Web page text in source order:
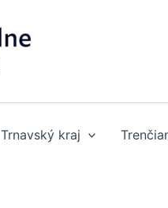
Trnavský kraj